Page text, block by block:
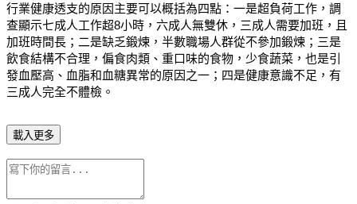
行業健康透支的原因主要可以概括為四點：一是超負荷工作，調
查顯示七成人工作超8小時，六成人無雙休，三成人需要加班，且
加班時間長；二是缺乏鍛煉，半數職場人群從不參加鍛煉；三是
飲食結構不合理，偏食肉類、重口味的食物，少食蔬菜，也是引
發血壓高、血脂和血糖異常的原因之一；四是健康意識不足，有
三成人完全不體檢。
載入更多